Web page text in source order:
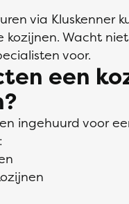
via Kluskenner
Wacht
voor.
een
ingehuurd voor